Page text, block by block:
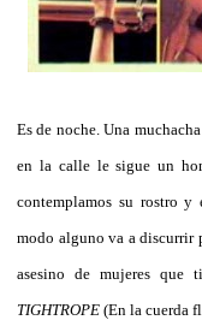
Es de noche. Una
en la calle le sigue un
contemplamos su rostro
modo alguno va a discurrir
asesino de mujeres que
TIGHTROPE (En la cuerda